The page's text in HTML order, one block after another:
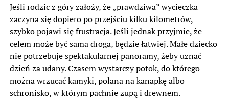
Jeśli rodzic z góry założy, że „prawdziwa” wycieczka
zaczyna się dopiero po przejściu kilku kilometrów,
szybko pojawi się frustracja. Jeśli jednak przyjmie, że
celem może być sama droga, będzie łatwiej. Małe dziecko
nie potrzebuje spektakularnej panoramy, żeby uznać
dzień za udany. Czasem wystarczy potok, do którego
można wrzucać kamyki, polana na kanapkę albo
schronisko, w którym pachnie zupą i drewnem.